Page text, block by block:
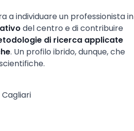
a individuare un professionista in
del centro e di contribuire
di ricerca applicate
. Un profilo ibrido, dunque, che
Cagliari